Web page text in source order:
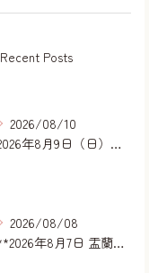
Recent Posts
2026/08/10
2026年8月9日（日）合同法要ご報告｜一宮どうぶつ霊園
2026/08/08
**2026年8月7日 盂蘭盆会を執り行いました**